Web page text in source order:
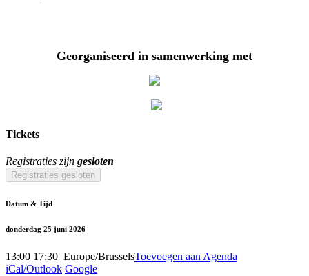
Georganiseerd in samenwerking met
Tickets
Registraties zijn gesloten
Registraties gesloten
Datum & Tijd
donderdag 25 juni 2026
13:00 17:30 Europe/BrusselsToevoegen aan Agenda
iCal/Outlook Google